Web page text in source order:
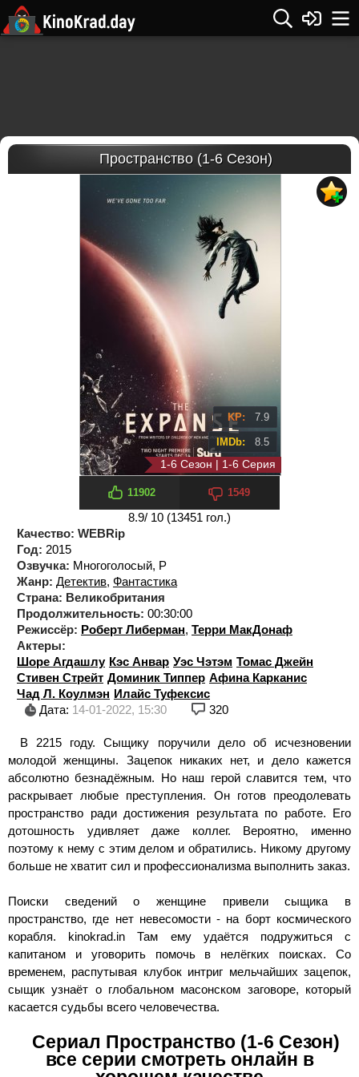
Пространство (1-6 Сезон)
6 сезон 6 серия
1-6 Сезон | 1-6 Серия
KP: 7.9
IMDb: 8.5
11902 1549
8.9/ 10 (13451 гол.)
Качество: WEBRip
Год: 2015
Озвучка: Многоголосый, P
Жанр: Детектив, Фантастика
Страна: Великобритания
Продолжительность: 00:30:00
Режиссёр: Роберт Либерман, Терри МакДонаф
Актеры:
Шоре Агдашлу Кэс Анвар Уэс Чэтэм Томас Джейн
Стивен Стрейт Доминик Типпер Афина Карканис
Чад Л. Коулмэн Илайс Туфексис
Дата: 14-01-2022, 15:30 320
В 2215 году. Сыщику поручили дело об исчезновении
молодой женщины. Зацепок никаких нет, и дело кажется
абсолютно безнадёжным. Но наш герой славится тем, что
раскрывает любые преступления. Он готов преодолевать
пространство ради достижения результата по работе. Его
дотошность удивляет даже коллег. Вероятно, именно
поэтому к нему с этим делом и обратились. Никому другому
больше не хватит сил и профессионализма выполнить заказ.
Поиски сведений о женщине привели сыщика в
пространство, где нет невесомости - на борт космического
корабля. kinokrad.in Там ему удаётся подружиться с
капитаном и уговорить помочь в нелёгких поисках. Со
временем, распутывая клубок интриг мельчайших зацепок,
сыщик узнаёт о глобальном масонском заговоре, который
касается судьбы всего человечества.
Сериал Пространство (1-6 Сезон)
все серии смотреть онлайн в